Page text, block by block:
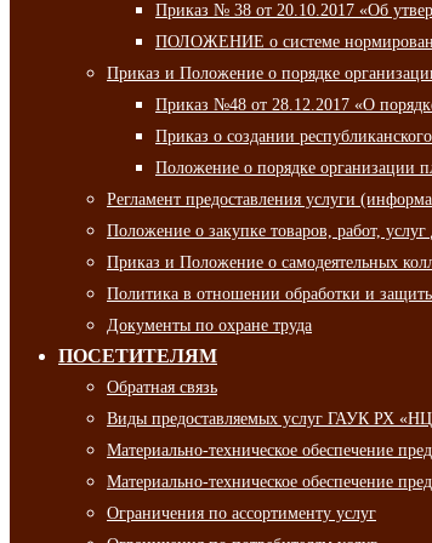
Приказ № 38 от 20.10.2017 «Об
ПОЛОЖЕНИЕ о системе
Приказ и Положение о порядке
Приказ №48 от 28.12.2017 «О
Приказ о создании
Положение о порядке организации
Регламент предоставления услуги
Положение о закупке товаров, работ,
Приказ и Положение о самодеятельных
Политика в отношении обработки и
Документы по охране труда
ПОСЕТИТЕЛЯМ
Обратная связь
Виды предоставляемых услуг ГАУК РХ
Материально-техническое обеспечение
Материально-техническое обеспечение
Ограничения по ассортименту услуг